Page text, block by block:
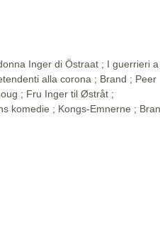
Inger di Östraat ; I guerrieri a
alla corona ; Brand ; Peer
; Fru Inger til Østråt ;
komedie ; Kongs-Emnerne ;